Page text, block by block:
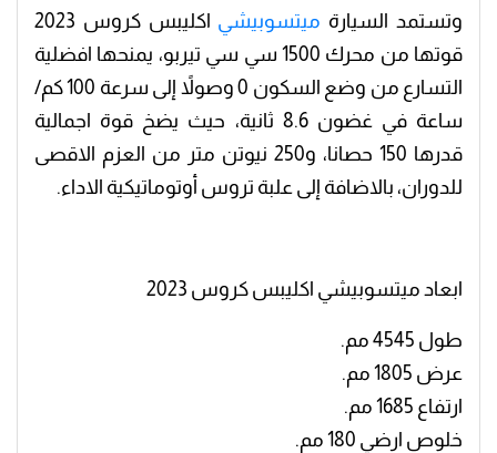
وتستمد السيارة ميتسوبيشي
اكليبس كروس 2023
قوتها من محرك 1500 سي سي تيربو، يمنحها افضلية
التسارع من وضع السكون 0 وصولاً إلى سرعة 100 كم/
ساعة في غضون 8.6 ثانية، حيث يضخ قوة اجمالية
قدرها 150 حصانا، و250 نيوتن متر من العزم الاقصى
للدوران، بالاضافة إلى علبة تروس أوتوماتيكية الاداء.
ابعاد ميتسوبيشي اكليبس كروس 2023
طول 4545 مم.
عرض 1805 مم.
ارتفاع 1685 مم.
خلوص ارضي 180 مم.